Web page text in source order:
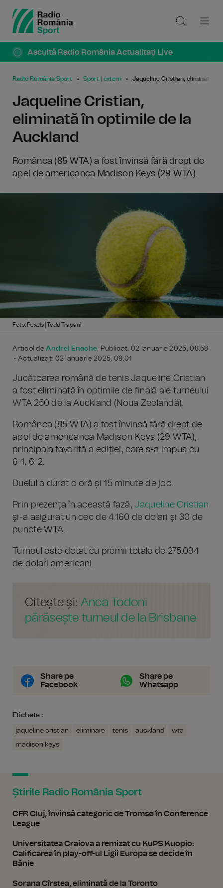
Ascultă Radio România Actualitaţi Live
Radio România Sport Sport | extern Jaqueline Cristian, eliminată în
Jaqueline Cristian,
eliminată în optimile de la
Auckland
Românca (85 WTA) a fost învinsă fără drept de
apel de americanca Madison Keys (29 WTA).
Foto: Pexels | Todd Trapani
Articol deAndrei Enache, Publicat: 02 Ianuarie 2025, 08:58
• Actualizat: 02 Ianuarie 2025, 09:01
Jucătoarea română de tenis Jaqueline Cristian
a fost eliminată în optimile de finală ale turneului
WTA 250 de la Auckland (Noua Zeelandă).
Românca (85 WTA) a fost învinsă fără drept de
apel de americanca Madison Keys (29 WTA),
principala favorită a ediției, care s-a impus cu
6-1, 6-2.
Duelul a durat o oră și 15 minute de joc.
Prin prezența în această fază,Jaqueline Cristian
şi-a asigurat un cec de 4.160 de dolari şi 30 de
puncte WTA.
Turneul este dotat cu premii totale de 275.094
de dolari americani.
Citește și: Anca Todoni
părăsește turneul de la Brisbane
Share pe
Facebook
Share pe
Whatsapp
Etichete :
jaqueline cristian eliminare tenis auckland
wta
madison keys
Știrile Radio România Sport
CFR Cluj, învinsă categoric de Tromsø în Conference
League
Universitatea Craiova a remizat cu KuPS Kuopio:
Calificarea în play-off-ul Ligii Europa se decide în
Bănie
Sorana Cîrstea, eliminată de la Toronto